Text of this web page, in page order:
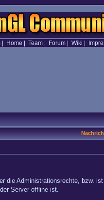
| Home Team| Forum| Wiki
die Administrationsrechte, bzw.
Server offline ist.